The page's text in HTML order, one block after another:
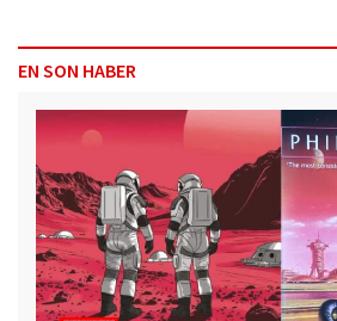
EN SON HABER